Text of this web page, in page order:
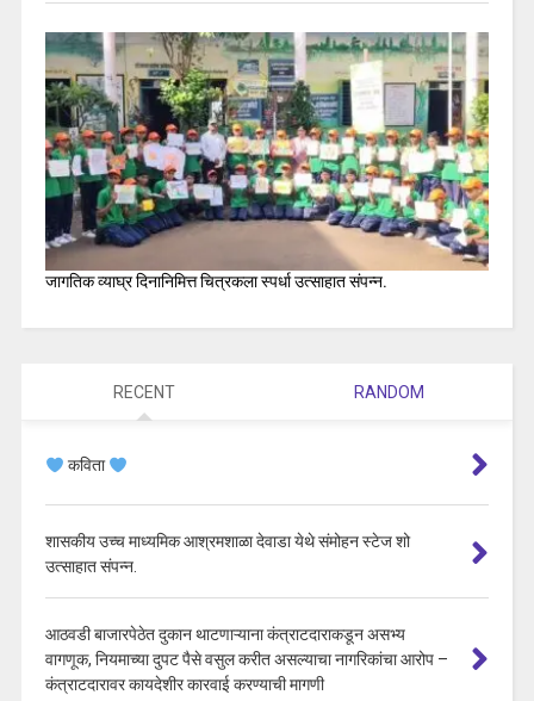
जागतिक व्याघ्र दिनानिमित्त चित्रकला स्पर्धा उत्साहात संपन्न.
RECENT RANDOM
कविता
शासकीय उच्च माध्यमिक आश्रमशाळा देवाडा येथे संमोहन स्टेज शो
उत्साहात संपन्न.
आठवडी बाजारपेठेत दुकान थाटणाऱ्याना कंत्राटदाराकडून असभ्य
वागणूक, नियमाच्या दुपट पैसे वसुल करीत असल्याचा नागरिकांचा आरोप –
कंत्राटदारावर कायदेशीर कारवाई करण्याची मागणी